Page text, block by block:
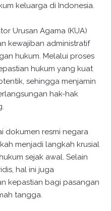
keluarga di Indonesia.
Urusan Agama (KUA)
kewajiban administratif
hukum. Melalui proses
hukum yang kuat
sehingga menjamin
hak-hak
dokumen resmi negara
menjadi langkah krusial
sejak awal. Selain
hal ini juga
kepastian bagi pasangan
tangga.